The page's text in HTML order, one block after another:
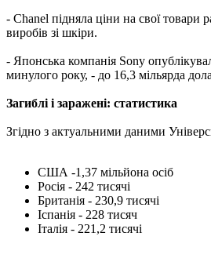
- Chanel підняла ціни на свої
виробів зі шкіри.
- Японська компанія Sony
минулого року, - до 16,3 мільярда
Загиблі і заражені: статистика
Згідно з актуальними даними
США -1,37 мільйона осіб
Росія - 242 тисячі
Британія - 230,9 тисячі
Іспанія - 228 тисяч
Італія - 221,2 тисячі